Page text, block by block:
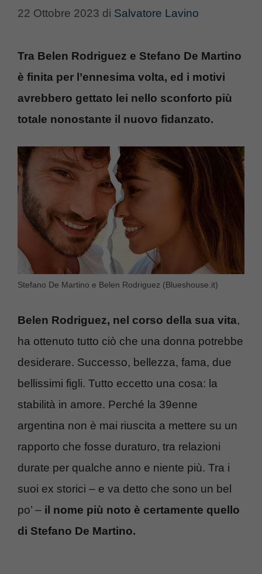
22 Ottobre 2023 di Salvatore Lavino
Tra Belen Rodriguez e Stefano De Martino
è finita per l’ennesima volta, ed i motivi
avrebbero gettato lei nello sconforto più
totale nonostante il nuovo fidanzato.
Stefano De Martino e Belen Rodriguez (Blueshouse.it)
Belen Rodriguez, nel corso della sua vita,
ha ottenuto tutto ciò che una donna potrebbe
desiderare. Successo, bellezza, fama, due
bellissimi figli. Tutto eccetto una cosa: la
stabilità in amore. Perché la 39enne
argentina non è mai riuscita a mettere su un
rapporto che fosse duraturo, tra relazioni
durate per qualche anno e niente più. Tra i
suoi ex storici – e va detto che sono un bel
po’ – il nome più noto è certamente quello
di Stefano De Martino.